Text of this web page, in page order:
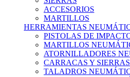
ACCESORIOS
MARTILLOS
HERRAMIENTAS
PISTOLAS DE
MARTILLOS
ATORNILLADORES
CARRACAS Y
TALADROS